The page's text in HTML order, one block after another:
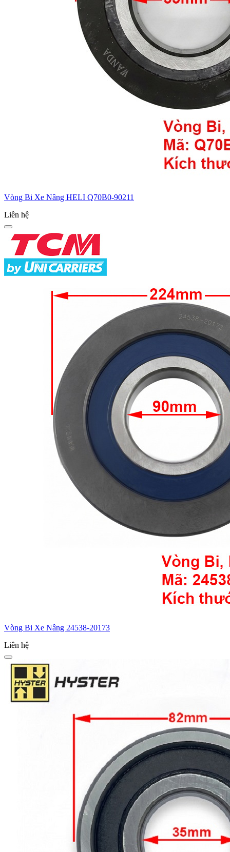
Vòng Bi Xe Nâng HELI Q70B0-90211
Liên hệ
Vòng Bi Xe Nâng 24538-20173
Liên hệ